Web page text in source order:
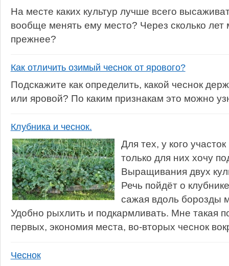
На месте каких культур лучше всего
вообще менять ему место? Через сколько
прежнее?
Как отличить озимый чеснок от ярового?
Подскажите как определить, какой чеснок
или яровой? По каким признакам это можно
Клубника и чеснок.
Для тех, у кого
только для них хочу
Выращивания двух
Речь пойдёт о
сажая вдоль борозды
Удобно рыхлить и подкармливать. Мне такая
первых, экономия места, во-вторых чеснок
Чеснок